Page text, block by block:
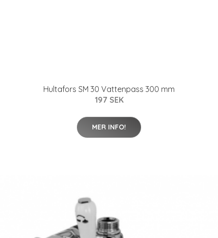
Hultafors SM 30 Vattenpass 300 mm
197 SEK
MER INFO!